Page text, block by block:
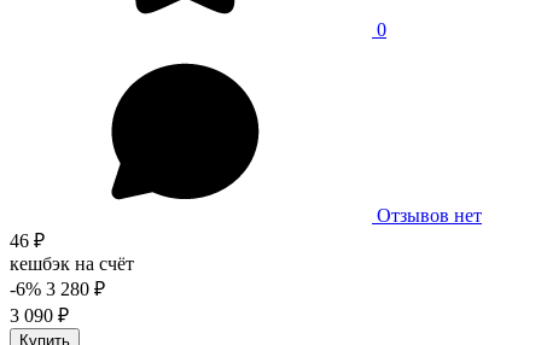
0
Отзывов нет
46 ₽
кешбэк на счёт
-6% 3 280 ₽
3 090 ₽
Купить